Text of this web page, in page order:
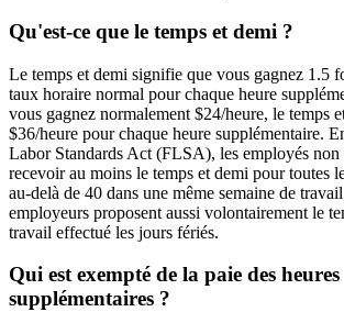
Qu'est-ce que le temps et demi ?
Le temps et demi signifie que vous gagnez 1.5
taux horaire normal pour chaque heure
vous gagnez normalement $24/heure, le temps
$36/heure pour chaque heure supplémentaire.
Labor Standards Act (FLSA), les employés non
recevoir au moins le temps et demi pour toutes
au-delà de 40 dans une même semaine de
employeurs proposent aussi volontairement le
travail effectué les jours fériés.
Qui est exempté de la paie des heures
supplémentaires ?